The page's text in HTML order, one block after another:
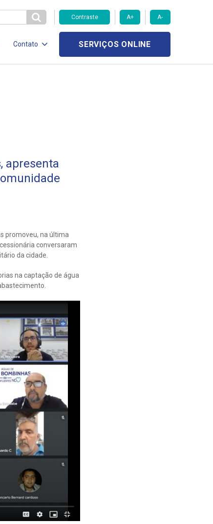
Contraste A+ A-
Contato SERVIÇOS ONLINE
apresenta
promoveu, na última
conversaram
da cidade.
na captação de água